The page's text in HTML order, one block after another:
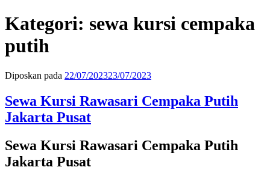
Kategori: sewa kursi cempaka
putih
Diposkan pada 22/07/202323/07/2023
Sewa Kursi Rawasari Cempaka Putih
Jakarta Pusat
Sewa Kursi Rawasari Cempaka Putih
Jakarta Pusat